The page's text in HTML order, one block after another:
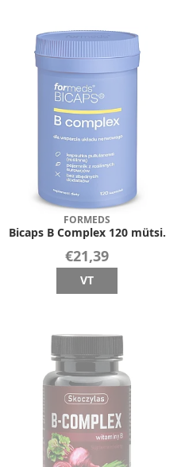
FORMEDS
Bicaps B Complex 120 mütsi.
€21,39
VT